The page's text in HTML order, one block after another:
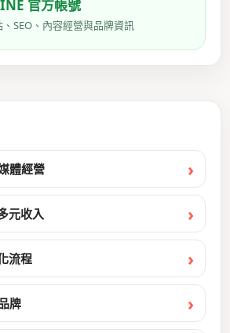
官方帳號
SEO、內容經營與品牌資訊
體經營
元收入
流程
牌